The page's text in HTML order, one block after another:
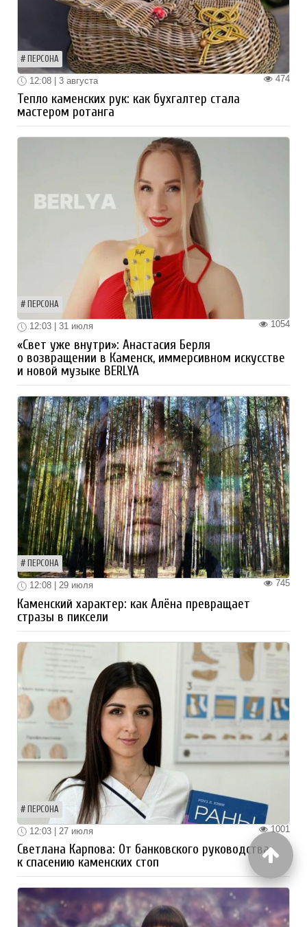
ПЕРСОНА
474
12:08 | 3 августа
Тепло каменских рук: как бухгалтер стала
мастером ротанга
ПЕРСОНА
1054
12:03 | 31 июля
«Свет уже внутри»: Анастасия Берля
о возвращении в Каменск, иммерсивном искусстве
и новой музыке BERLYA
ПЕРСОНА
745
12:08 | 29 июля
Каменский характер: как Алёна превращает
стразы в пиксели
ПЕРСОНА
1001
12:03 | 27 июля
Светлана Карпова: От банковского руководства
к спасению каменских стоп